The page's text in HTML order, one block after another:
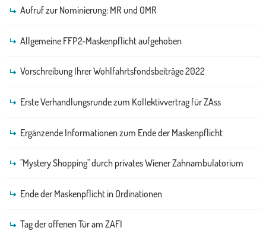
Aufruf zur Nominierung: MR und OMR
Allgemeine FFP2-Maskenpflicht aufgehoben
Vorschreibung Ihrer Wohlfahrtsfondsbeiträge 2022
Erste Verhandlungsrunde zum Kollektivvertrag für ZAss
Ergänzende Informationen zum Ende der Maskenpflicht
"Mystery Shopping" durch privates Wiener Zahnambulatorium
Ende der Maskenpflicht in Ordinationen
Tag der offenen Tür am ZAFI